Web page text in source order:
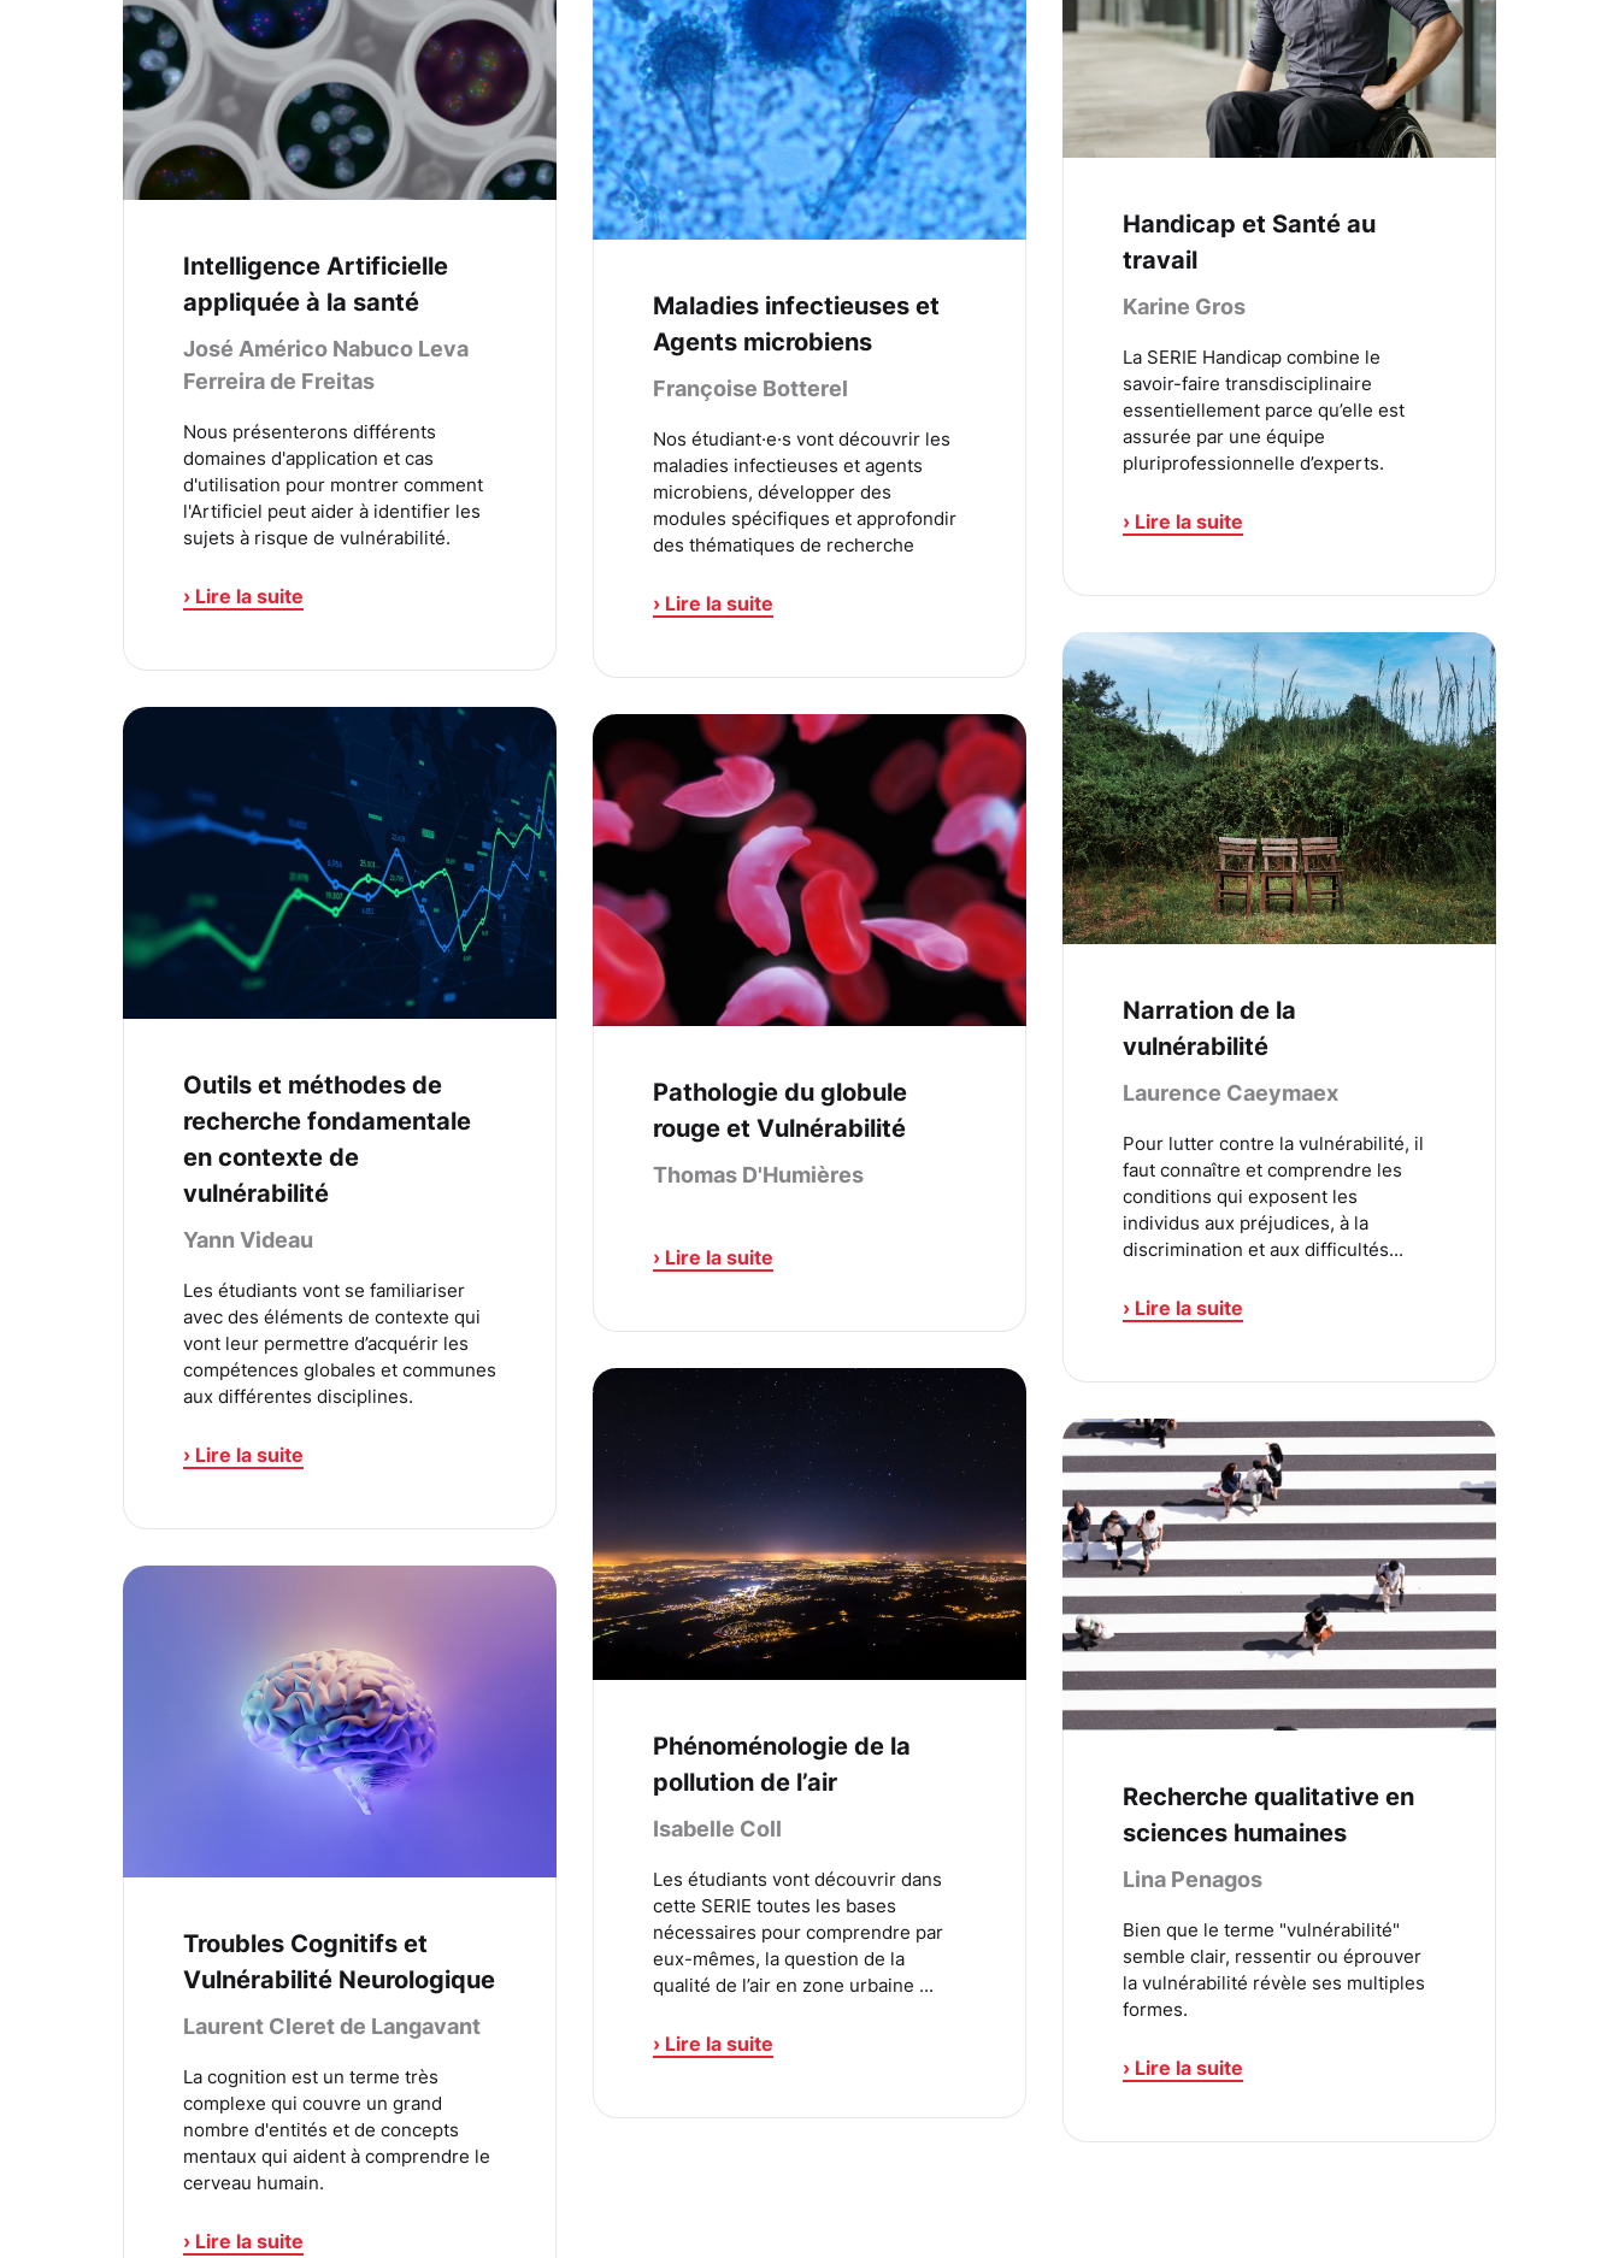
Handicap et Santé au
travail
Karine Gros
La SERIE Handicap combine le
savoir-faire transdisciplinaire
essentiellement parce qu’elle est
assurée par une équipe
pluriprofessionnelle d’experts.
› Lire la suite
Intelligence Artificielle
appliquée à la santé
José Américo Nabuco Leva
Ferreira de Freitas
Nous présenterons différents
domaines d'application et cas
d'utilisation pour montrer comment
l'Artificiel peut aider à identifier les
sujets à risque de vulnérabilité.
› Lire la suite
Maladies infectieuses et
Agents microbiens
Françoise Botterel
Nos étudiant·e·s vont découvrir les
maladies infectieuses et agents
microbiens, développer des
modules spécifiques et approfondir
des thématiques de recherche
› Lire la suite
Narration de la
vulnérabilité
Laurence Caeymaex
Pour lutter contre la vulnérabilité, il
faut connaître et comprendre les
conditions qui exposent les
individus aux préjudices, à la
discrimination et aux difficultés...
› Lire la suite
Outils et méthodes de
recherche fondamentale
en contexte de
vulnérabilité
Yann Videau
Les étudiants vont se familiariser
avec des éléments de contexte qui
vont leur permettre d’acquérir les
compétences globales et communes
aux différentes disciplines.
› Lire la suite
Pathologie du globule
rouge et Vulnérabilité
Thomas D'Humières
› Lire la suite
Phénoménologie de la
pollution de l’air
Isabelle Coll
Les étudiants vont découvrir dans
cette SERIE toutes les bases
nécessaires pour comprendre par
eux-mêmes, la question de la
qualité de l’air en zone urbaine ...
› Lire la suite
Recherche qualitative en
sciences humaines
Lina Penagos
Bien que le terme "vulnérabilité"
semble clair, ressentir ou éprouver
la vulnérabilité révèle ses multiples
formes.
› Lire la suite
Troubles Cognitifs et
Vulnérabilité Neurologique
Laurent Cleret de Langavant
La cognition est un terme très
complexe qui couvre un grand
nombre d'entités et de concepts
mentaux qui aident à comprendre le
cerveau humain.
› Lire la suite